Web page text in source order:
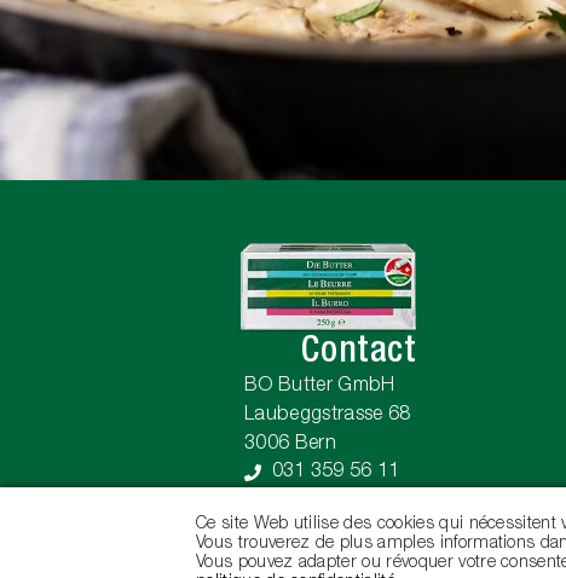
Contact
BO Butter GmbH
Laubeggstrasse 68
3006 Bern
031 359 56 11